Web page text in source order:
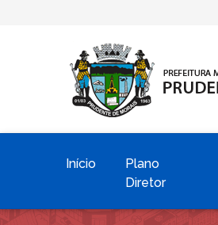
Início
Plano
Diretor